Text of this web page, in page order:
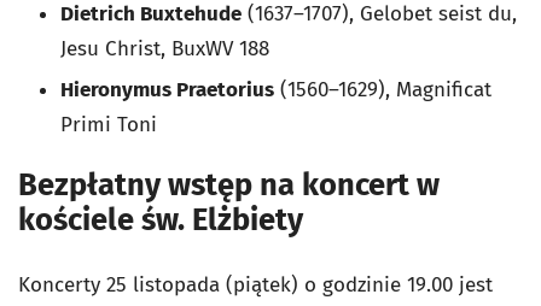
Dietrich Buxtehude (1637–1707), Gelobet seist du,
Jesu Christ, BuxWV 188
Hieronymus Praetorius (1560–1629), Magnificat
Primi Toni
Bezpłatny wstęp na koncert w
kościele św. Elżbiety
Koncerty 25 listopada (piątek) o godzinie 19.00 jest